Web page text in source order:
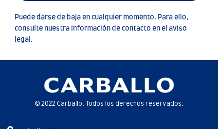
Puede darse de baja en cualquier momento. Para ello,
consulte nuestra información de contacto en el aviso
legal.
© 2022 Carballo. Todos los derechos reservados.